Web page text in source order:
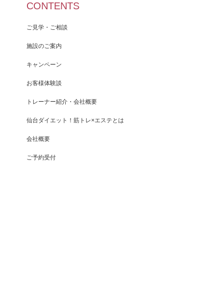
CONTENTS
ご見学・ご相談
施設のご案内
キャンペーン
お客様体験談
トレーナー紹介・会社概要
仙台ダイエット！筋トレ×エステとは
会社概要
ご予約受付